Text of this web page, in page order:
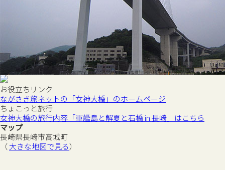
お役立ちリンク
ながさき旅ネットの「女神大橋」のホームページ
ちょこっと旅行
女神大橋の旅行内容「軍艦島と解夏と石橋 in 長崎」はこちら
マップ
長崎県長崎市高城町
（大きな地図で見る）